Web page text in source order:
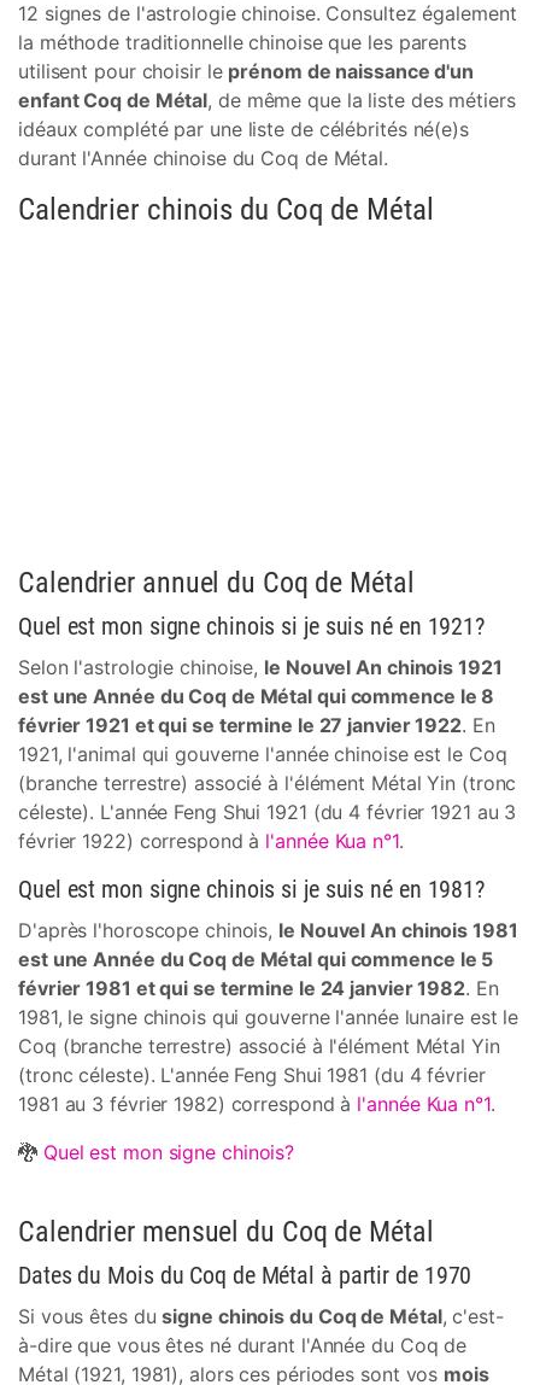
12 signes de l'astrologie chinoise. Consultez également
la méthode traditionnelle chinoise que les parents
utilisent pour choisir le prénom de naissance d'un
enfant Coq de Métal, de même que la liste des métiers
idéaux complété par une liste de célébrités né(e)s
durant l'Année chinoise du Coq de Métal.
Calendrier chinois du Coq de Métal
Calendrier annuel du Coq de Métal
Quel est mon signe chinois si je suis né en 1921?
Selon l'astrologie chinoise, le Nouvel An chinois 1921
est une Année du Coq de Métal qui commence le 8
février 1921 et qui se termine le 27 janvier 1922. En
1921, l'animal qui gouverne l'année chinoise est le Coq
(branche terrestre) associé à l'élément Métal Yin (tronc
céleste). L'année Feng Shui 1921 (du 4 février 1921 au 3
février 1922) correspond à l'année Kua n°1.
Quel est mon signe chinois si je suis né en 1981?
D'après l'horoscope chinois, le Nouvel An chinois 1981
est une Année du Coq de Métal qui commence le 5
février 1981 et qui se termine le 24 janvier 1982. En
1981, le signe chinois qui gouverne l'année lunaire est le
Coq (branche terrestre) associé à l'élément Métal Yin
(tronc céleste). L'année Feng Shui 1981 (du 4 février
1981 au 3 février 1982) correspond à l'année Kua n°1.
🐉 Quel est mon signe chinois?
Calendrier mensuel du Coq de Métal
Dates du Mois du Coq de Métal à partir de 1970
Si vous êtes dusigne chinois du Coq de Métal, c'est-
à-dire que vous êtes né durant l'Année du Coq de
Métal (1921, 1981), alors ces périodes sont vos mois